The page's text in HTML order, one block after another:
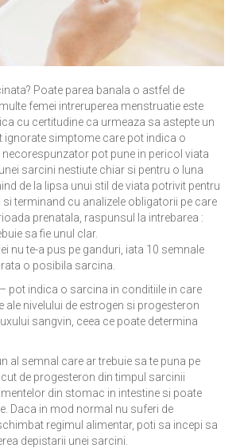
Poate parea banala o astfel de
femei intreruperea menstruatie este
cu certitudine ca urmeaza sa astepte un
ignorate simptome care pot indica o
pot pune in pericol viata
sarcini nestiute chiar si pentru o luna
de la lipsa unui stil de viata potrivit pentru
si terminand cu analizele obligatorii pe care
prenatala, raspunsul la intrebarea :
sa fie unul clar.
nu te-a pus pe ganduri, iata 10 semnale
o posibila sarcina.
pot indica o sarcina in conditiile in care
nivelului de estrogen si progesteron
sangvin, ceea ce poate determina
al semnal care ar trebuie sa te puna pe
de progesteron din timpul sarcinii
din stomac in intestine si poate
Daca in mod normal nu suferi de
regimul alimentar, poti sa incepi sa
depistarii unei sarcini.